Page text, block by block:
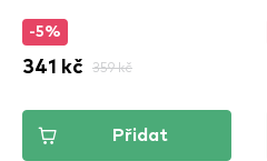
Captivated
-5%
341 kč 359 kč
Přidat